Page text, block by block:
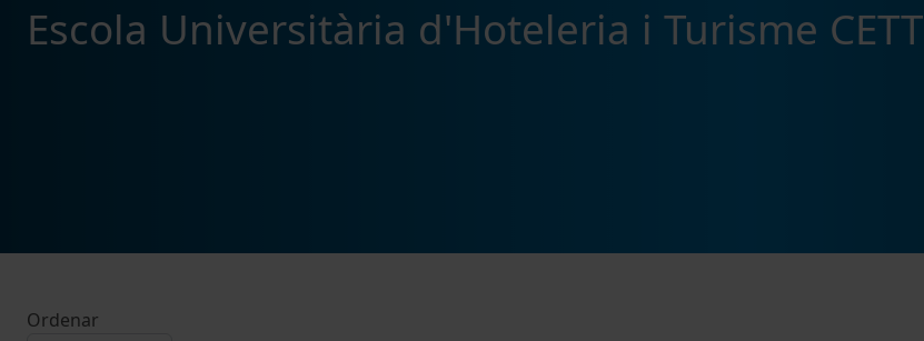
Escola Universitària d'Hoteleria i Turisme CETT
Ordenar